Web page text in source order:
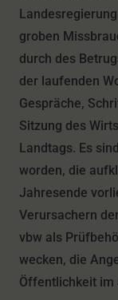
groben
durch des
der laufenden
Gespräche,
Sitzung des
Landtags. Es
worden, die
Jahresende
Verursachern
vbw als
wecken, die
Öffentlichkeit im